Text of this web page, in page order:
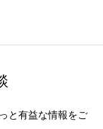
と有益な情報をご